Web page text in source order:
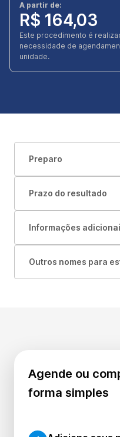
A partir de:
R$ 164,03
Este procedimento é
necessidade de
unidade.
Preparo
Prazo do resultado
Informações
Outros nomes para
Agende ou
forma simples